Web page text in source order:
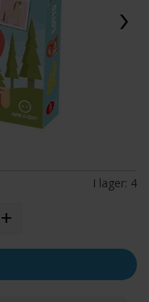
I lager: 4
+